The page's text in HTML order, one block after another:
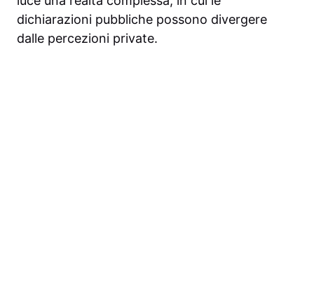
dichiarazioni pubbliche possono divergere
dalle percezioni private.